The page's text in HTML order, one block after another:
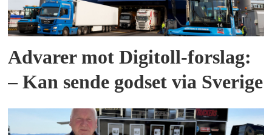
Advarer mot Digitoll-forslag:
– Kan sende godset via Sverige